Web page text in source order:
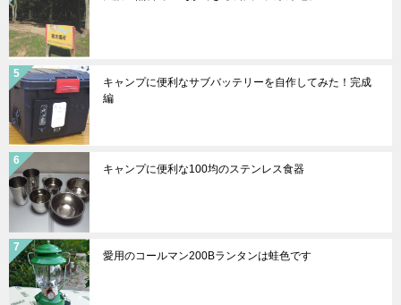
キャンプに便利なサブバッテリーを自作してみた！完成
編
キャンプに便利な100均のステンレス食器
愛用のコールマン200Bランタンは蛙色です